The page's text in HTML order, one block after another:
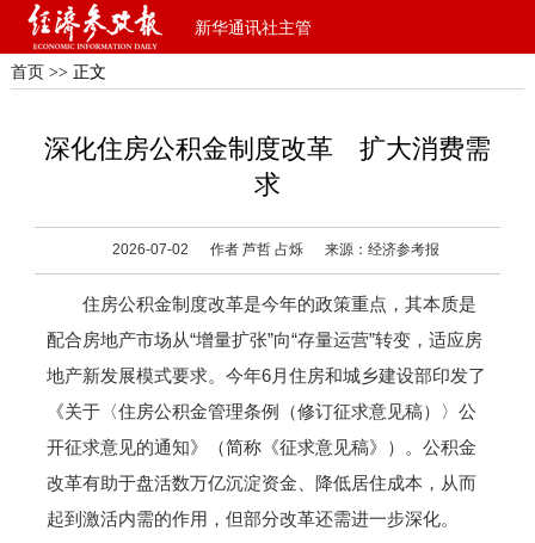
新华通讯社主管
首页 >> 正文
深化住房公积金制度改革 扩大消费需
求
2026-07-02 作者 芦哲 占烁 来源：经济参考报
住房公积金制度改革是今年的政策重点，其本质是
配合房地产市场从“增量扩张”向“存量运营”转变，适应房
地产新发展模式要求。今年6月住房和城乡建设部印发了
《关于〈住房公积金管理条例（修订征求意见稿）〉公
开征求意见的通知》（简称《征求意见稿》）。公积金
改革有助于盘活数万亿沉淀资金、降低居住成本，从而
起到激活内需的作用，但部分改革还需进一步深化。